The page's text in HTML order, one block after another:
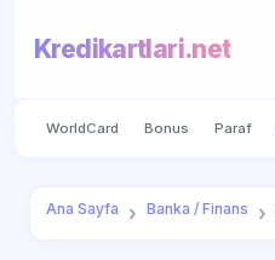
Kredikartlari.net
WorldCard Bonus Paraf
Ana Sayfa Banka / Finans